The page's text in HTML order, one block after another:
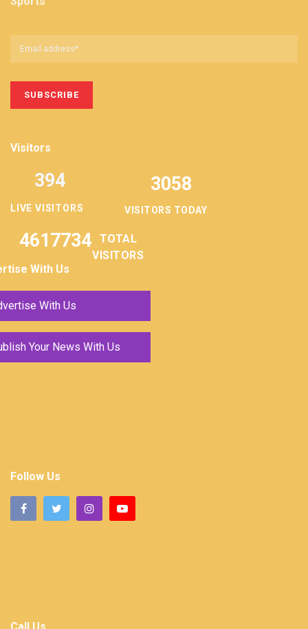
Visitors
LIVE VISITORS
394 3058
VISITORS TODAY
4617734
TOTAL
VISITORS
With Us
With Us
Your News With Us
Follow Us
Call Us